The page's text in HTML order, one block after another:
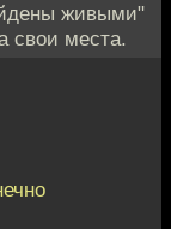
живыми"
свои места.